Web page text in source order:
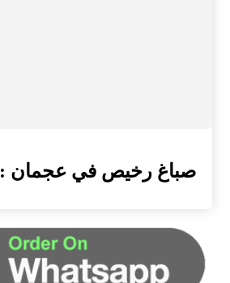
صباغ رخيص في عجمان :0565930521